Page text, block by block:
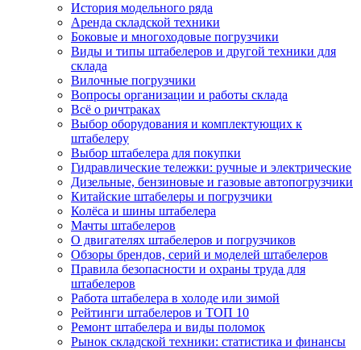
История модельного ряда
Аренда складской техники
Боковые и многоходовые погрузчики
Виды и типы штабелеров и другой техники для
склада
Вилочные погрузчики
Вопросы организации и работы склада
Всё о ричтраках
Выбор оборудования и комплектующих к
штабелеру
Выбор штабелера для покупки
Гидравлические тележки: ручные и электрические
Дизельные, бензиновые и газовые автопогрузчики
Китайские штабелеры и погрузчики
Колёса и шины штабелера
Мачты штабелеров
О двигателях штабелеров и погрузчиков
Обзоры брендов, серий и моделей штабелеров
Правила безопасности и охраны труда для
штабелеров
Работа штабелера в холоде или зимой
Рейтинги штабелеров и ТОП 10
Ремонт штабелера и виды поломок
Рынок складской техники: статистика и финансы